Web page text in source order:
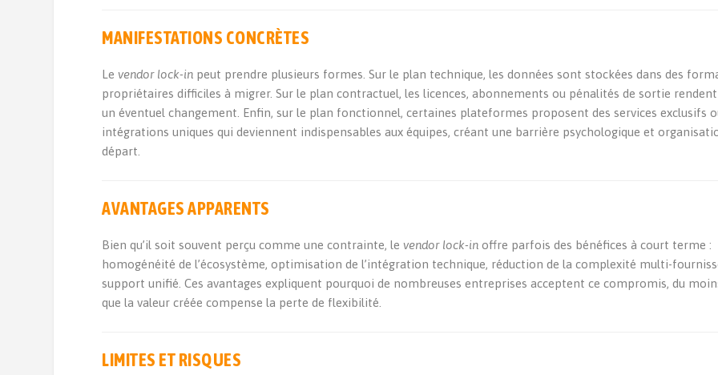
MANIFESTATIONS CONCRÈTES
Levendor lock-in peut prendre plusieurs formes. Sur le plan technique, les données sont stockées dans des
propriétaires difficiles à migrer. Sur le plan contractuel, les licences, abonnements ou pénalités de sortie
un éventuel changement. Enfin, sur le plan fonctionnel, certaines plateformes proposent des services exclusifs
intégrations uniques qui deviennent indispensables aux équipes, créant une barrière psychologique et
départ.
AVANTAGES APPARENTS
Bien qu’il soit souvent perçu comme une contrainte, levendor lock-in offre parfois des bénéfices à court terme :
homogénéité de l’écosystème, optimisation de l’intégration technique, réduction de la complexité multi-
support unifié. Ces avantages expliquent pourquoi de nombreuses entreprises acceptent ce compromis, du
que la valeur créée compense la perte de flexibilité.
LIMITES ET RISQUES